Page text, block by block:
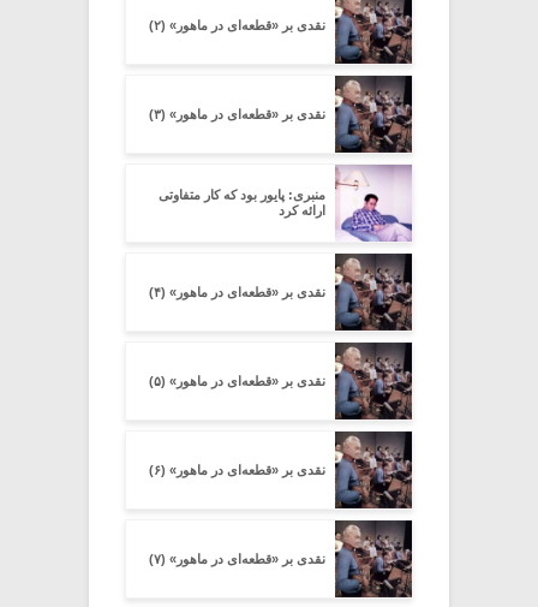
نقدی بر «قطعه‌ای در ماهور» (۲)
نقدی بر «قطعه‌ای در ماهور» (۳)
منبری: پایور بود که کار متفاوتی
ارائه کرد
نقدی بر «قطعه‌ای در ماهور» (۴)
نقدی بر «قطعه‌ای در ماهور» (۵)
نقدی بر «قطعه‌ای در ماهور» (۶)
نقدی بر «قطعه‌ای در ماهور» (۷)